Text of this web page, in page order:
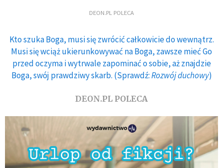
DEON.PL POLECA
Kto szuka Boga, musi się zwrócić całkowicie do wewnątrz.
Musi się wciąż ukierunkowywać na Boga, zawsze mieć Go
przed oczyma i wytrwale zapominać o sobie, aż znajdzie
Boga, swój prawdziwy skarb. (Sprawdź:Rozwój duchowy)
DEON.PL POLECA